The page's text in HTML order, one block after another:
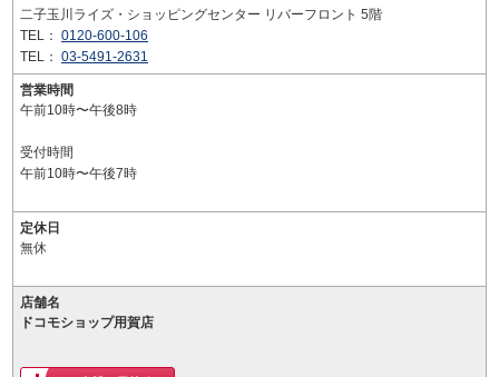
二子玉川ライズ・ショッピングセンター リバーフロント 5階
TEL： 0120-600-106
TEL： 03-5491-2631
営業時間
午前10時〜午後8時
受付時間
午前10時〜午後7時
定休日
無休
店舗名
ドコモショップ用賀店